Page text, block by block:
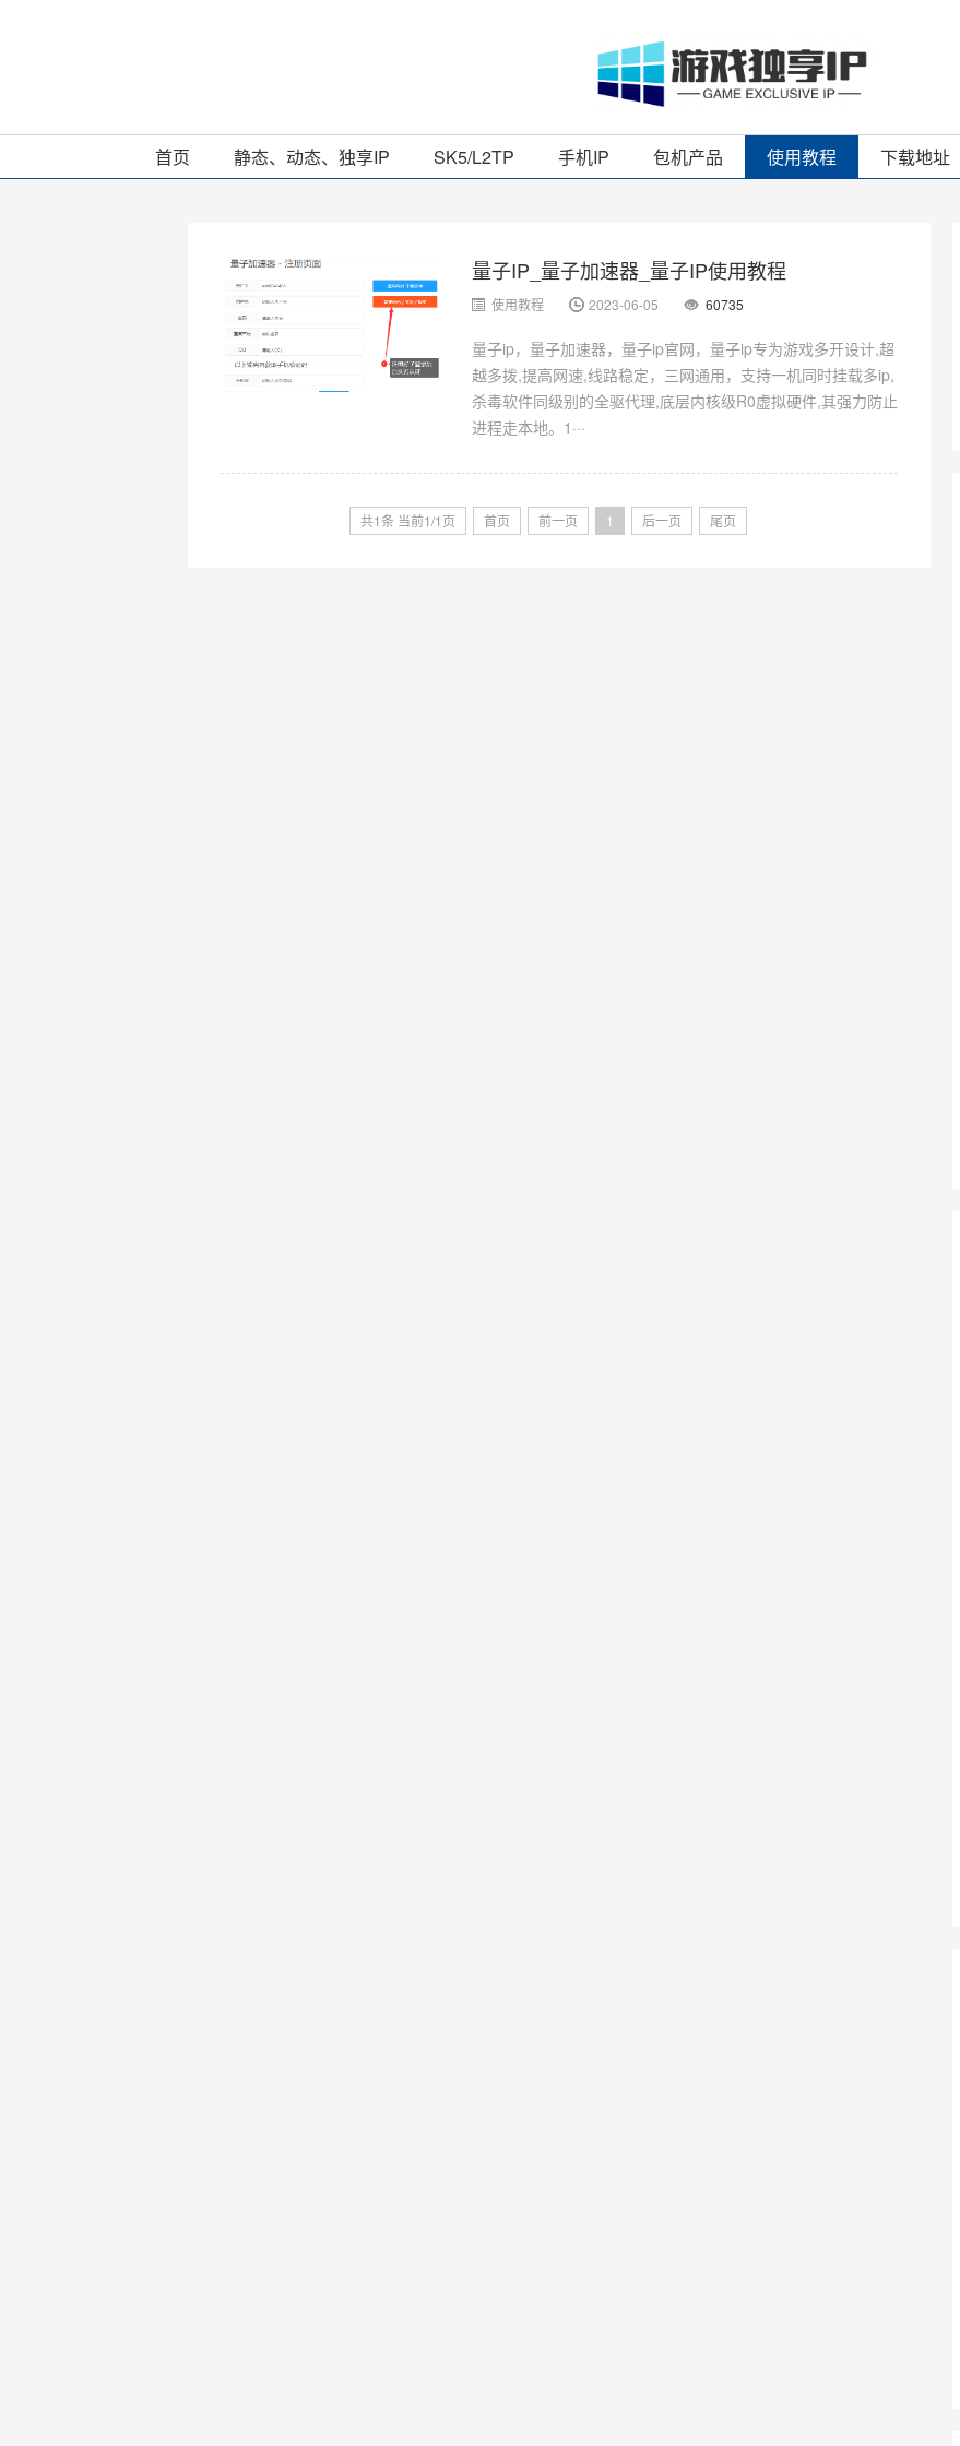
首页 静态、动态、独享IP SK5/L2TP 手机IP 包机产品 使用教程 下载地址
量子IP_量子加速器_量子IP使用教程
使用教程 2023-06-05 60735
量子ip，量子加速器，量子ip官网，量子ip专为游戏多开设计,超
越多拨,提高网速,线路稳定，三网通用，支持一机同时挂载多ip,
杀毒软件同级别的全驱代理,底层内核级R0虚拟硬件,其强力防止
进程走本地。1···
共1条 当前1/1页 首页 前一页 1 后一页 尾页